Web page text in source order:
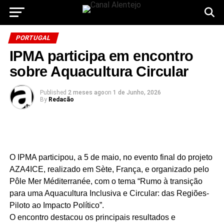
PORTUGAL
IPMA participa em encontro
sobre Aquacultura Circular
Published 2 meses agoon 1 de Junho, 2026
By Redacão
O IPMA participou, a 5 de maio, no evento final do projeto
AZA4ICE, realizado em Sète, França, e organizado pelo
Pôle Mer Méditerranée, com o tema “Rumo à transição
para uma Aquacultura Inclusiva e Circular: das Regiões-
Piloto ao Impacto Político”.
O encontro destacou os principais resultados e